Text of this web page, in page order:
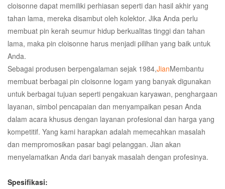
cloisonne dapat memiliki perhiasan seperti dan hasil akhir yang
tahan lama, mereka disambut oleh kolektor. Jika Anda perlu
membuat pin kerah seumur hidup berkualitas tinggi dan tahan
lama, maka pin cloisonne harus menjadi pilihan yang baik untuk
Anda.
Sebagai produsen berpengalaman sejak 1984,JianMembantu
membuat berbagai pin cloisonne logam yang banyak digunakan
untuk berbagai tujuan seperti pengakuan karyawan, penghargaan
layanan, simbol pencapaian dan menyampaikan pesan Anda
dalam acara khusus dengan layanan profesional dan harga yang
kompetitif. Yang kami harapkan adalah memecahkan masalah
dan mempromosikan pasar bagi pelanggan. Jian akan
menyelamatkan Anda dari banyak masalah dengan profesinya.
Spesifikasi: